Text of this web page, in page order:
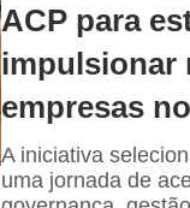
ACP para
impulsionar
empresas
A iniciativa
uma jornada de